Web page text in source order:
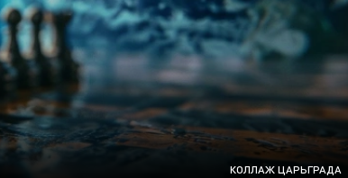
КОЛЛАЖ ЦАРЬГРАДА